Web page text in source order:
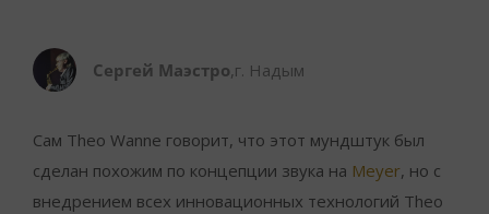
Сергей Маэстро,г. Надым
Сам Theo Wanne говорит, что этот мундштук был
сделан похожим по концепции звука на Meyer, но с
внедрением всех инновационных технологий Theo